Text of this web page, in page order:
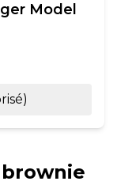
Model